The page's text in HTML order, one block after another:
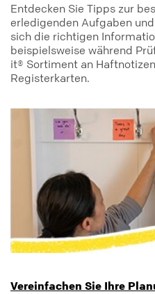
Entdecken Sie Tipps zur
erledigenden Aufgaben
sich die richtigen
beispielsweise während
it® Sortiment an
Registerkarten.
Vereinfachen Sie Ihre